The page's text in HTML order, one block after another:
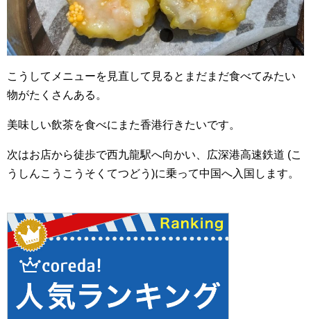
こうしてメニューを見直して見るとまだまだ食べてみたい
物がたくさんある。
美味しい飲茶を食べにまた香港行きたいです。
次はお店から徒歩で西九龍駅へ向かい、広深港高速鉄道 (こ
うしんこうこうそくてつどう)に乗って中国へ入国します。